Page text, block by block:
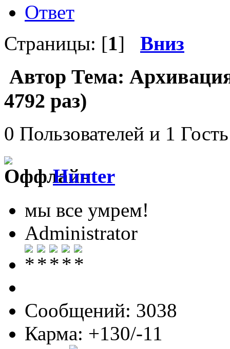
Ответ
Страницы: [1] Вниз
Автор Тема:
4792 раз)
0 Пользователей и 1
Hunter
мы все умрем!
Administrator
Сообщений: 3038
Карма: +130/-11